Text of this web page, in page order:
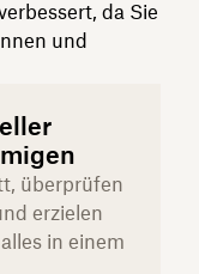
da Sie
und
überprüfen
erzielen
in einem